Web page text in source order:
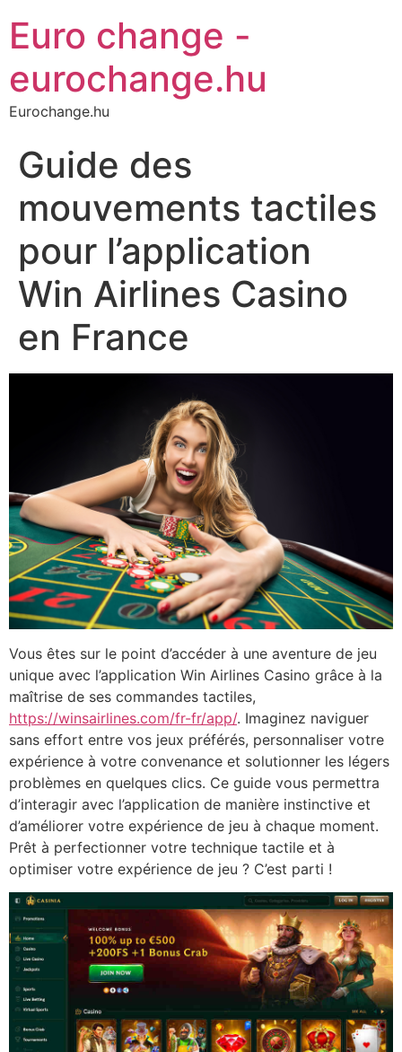
Euro change -
eurochange.hu
Eurochange.hu
Guide des
mouvements tactiles
pour l’application
Win Airlines Casino
en France
Vous êtes sur le point d’accéder à une aventure de jeu
unique avec l’application Win Airlines Casino grâce à la
maîtrise de ses commandes tactiles,
https://winsairlines.com/fr-fr/app/. Imaginez naviguer
sans effort entre vos jeux préférés, personnaliser votre
expérience à votre convenance et solutionner les légers
problèmes en quelques clics. Ce guide vous permettra
d’interagir avec l’application de manière instinctive et
d’améliorer votre expérience de jeu à chaque moment.
Prêt à perfectionner votre technique tactile et à
optimiser votre expérience de jeu ? C’est parti !